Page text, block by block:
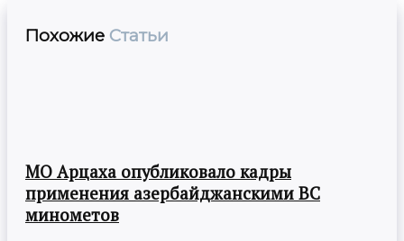
Похожие Статьи
МО Арцаха опубликовало кадры
применения азербайджанскими ВС
минометов